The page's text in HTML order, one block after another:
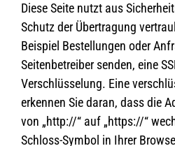
Diese Seite nutzt aus
Schutz der Übertragung
Beispiel Bestellungen oder
Seitenbetreiber senden, eine
Verschlüsselung. Eine
erkennen Sie daran, dass die
von „http://“ auf „https://“
Schloss-Symbol in Ihrer